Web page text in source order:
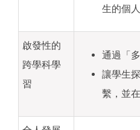
生的個
啟發性的
跨學科學
習
通過「
讓學生
繫，並